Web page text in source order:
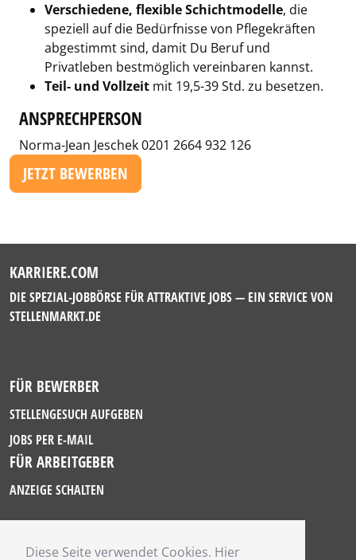
Diese Seite verwendet Cookies. Hier
Verschiedene, flexible Schichtmodelle, die
speziell auf die Bedürfnisse von Pflegekräften
abgestimmt sind, damit Du Beruf und
Privatleben bestmöglich vereinbaren kannst.
Teil- und Vollzeit mit 19,5-39 Std. zu besetzen.
ANSPRECHPERSON
Norma-Jean Jeschek 0201 2664 932 126
JETZT BEWERBEN
KARRIERE.COM
DIE SPEZIAL-JOBBÖRSE FÜR ATTRAKTIVE JOBS — EIN SERVICE VON
STELLENMARKT.DE
FÜR BEWERBER
STELLENGESUCH AUFGEBEN
JOBS PER E-MAIL
FÜR ARBEITGEBER
ANZEIGE SCHALTEN
IMPRESSUM